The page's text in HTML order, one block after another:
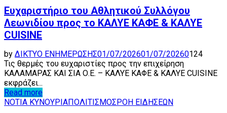
Ευχαριστήριο του Αθλητικού Συλλόγου
Λεωνιδίου προς τo ΚΑΛΥΕ ΚΑΦΕ & ΚΑΛΥΕ
CUISINE
by ΔΙΚΤΥΟ ΕΝΗΜΕΡΩΣΗΣ01/07/202601/07/20260124
Τις θερμές του ευχαριστίες προς την επιχείρηση
ΚΑΛΑΜΑΡΑΣ ΚΑΙ ΣΙΑ Ο.Ε. – ΚΑΛΥΕ ΚΑΦΕ & ΚΑΛΥΕ CUISINE
εκφράζει...
Read more
ΝΟΤΙΑ ΚΥΝΟΥΡΙΑΠΟΛΙΤΙΣΜΟΣΡΟΗ ΕΙΔΗΣΕΩΝ